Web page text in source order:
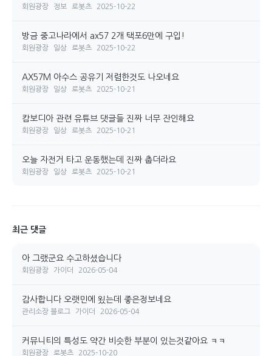
회원광장 정보 로봇츠 2025-10-22
방금 중고나라에서 ax57 2개 택포6만에 구입!
회원광장 일상 로봇츠 2025-10-22
AX57M 아수스 공유기 저렴한것도 나오네요
회원광장 일상 로봇츠 2025-10-21
캄보디아 관련 유튜브 댓글들 진짜 너무 잔인해요
회원광장 일상 로봇츠 2025-10-21
오늘 자전거 타고 운동했는데 진짜 춥더라요
회원광장 일상 로봇츠 2025-10-21
최근 댓글
아 그랬군요 수고하셨습니다
회원광장 가이더 2026-05-04
감사합니다 오랫민에 욌는데 좋은정보네요
관리소장 블로그 가이더 2026-05-04
커뮤니티의 특성도 약간 비슷한 부분이 있는것같아요 ㅋㅋ
회원광장 로봇츠 2025-10-20